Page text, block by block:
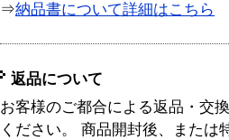
⇒納品書について詳細はこちら
返品について
お客様のご都合による返品・交
ください。 商品開封後、または